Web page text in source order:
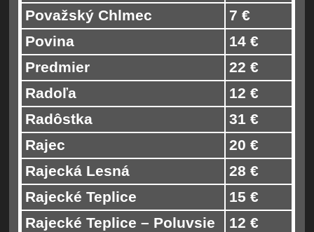
Považský Chlmec
7 €
Povina
14 €
Predmier
22 €
Radoľa
12 €
Radôstka
31 €
Rajec
20 €
Rajecká Lesná
28 €
Rajecké Teplice
15 €
Rajecké Teplice – Poluvsie
12 €